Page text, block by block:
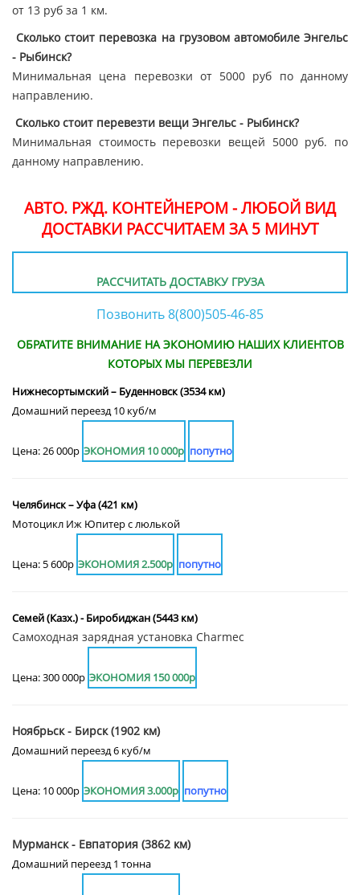
от 13 руб за 1 км.
Сколько стоит перевозка на грузовом автомобиле Энгельс
- Рыбинск?
Минимальная цена перевозки от 5000 руб по данному
направлению.
Сколько стоит перевезти вещи Энгельс - Рыбинск?
Минимальная стоимость перевозки вещей 5000 руб. по
данному направлению.
АВТО. РЖД. КОНТЕЙНЕРОМ - ЛЮБОЙ ВИД
ДОСТАВКИ РАССЧИТАЕМ ЗА 5 МИНУТ
РАССЧИТАТЬ ДОСТАВКУ ГРУЗА
Позвонить 8(800)505-46-85
ОБРАТИТЕ ВНИМАНИЕ НА ЭКОНОМИЮ НАШИХ КЛИЕНТОВ
КОТОРЫХ МЫ ПЕРЕВЕЗЛИ
Нижнесортымский – Буденновск (3534 км)
Домашний переезд 10 куб/м
Цена: 26 000р ЭКОНОМИЯ 10 000р попутно
Челябинск – Уфа (421 км)
Мотоцикл Иж Юпитер с люлькой
Цена: 5 600р ЭКОНОМИЯ 2.500р попутно
Семей (Казх.) - Биробиджан (5443 км)
Самоходная зарядная установка Charmec
Цена: 300 000р ЭКОНОМИЯ 150 000р
Ноябрьск - Бирск (1902 км)
Домашний переезд 6 куб/м
Цена: 10 000р ЭКОНОМИЯ 3.000р попутно
Мурманск - Евпатория (3862 км)
Домашний переезд 1 тонна